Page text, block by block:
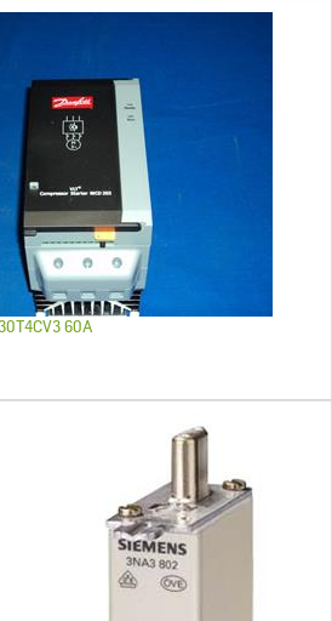
60A